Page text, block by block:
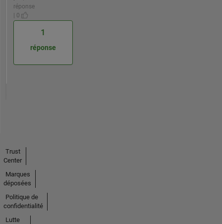
réponse
| 0
1
réponse
Trust
Center
Marques
déposées
Politique de
confidentialité
Lutte